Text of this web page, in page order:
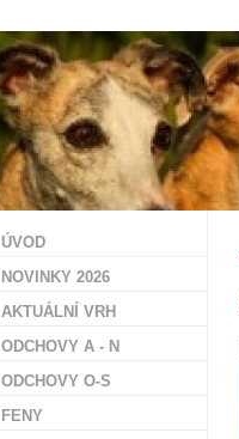
ÚVOD
NOVINKY 2026
AKTUÁLNÍ VRH
ODCHOVY A - N
ODCHOVY O-S
FENY